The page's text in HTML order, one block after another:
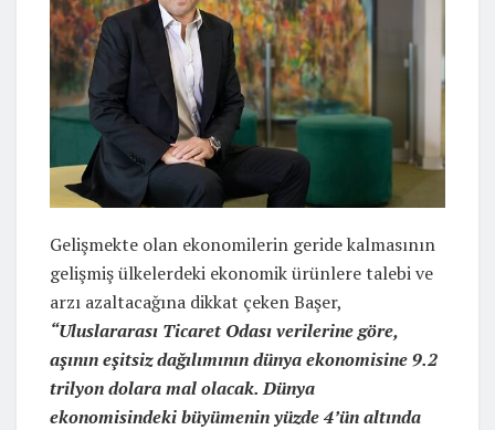
Gelişmekte olan ekonomilerin geride kalmasının
gelişmiş ülkelerdeki ekonomik ürünlere talebi ve
arzı azaltacağına dikkat çeken Başer,
“Uluslararası Ticaret Odası verilerine göre,
aşının eşitsiz dağılımının dünya ekonomisine 9.2
trilyon dolara mal olacak. Dünya
ekonomisindeki büyümenin yüzde 4’ün altında